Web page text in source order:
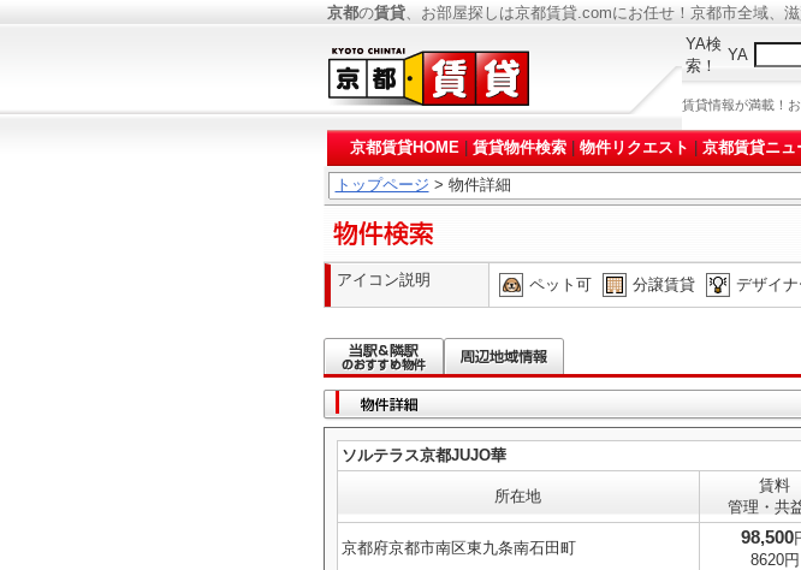
京都の賃貸、お部屋探しは京都賃貸.comにお任せ！京都市全域、
YA検
索！
YA
賃貸情報が満載！
京都賃貸HOME 賃貸物件検索 物件リクエスト 京都賃貸ニュ
トップページ > 物件詳細
アイコン説明 ペット可 分譲賃貸 デザイ
ソルテラス京都JUJO華
所在地
賃料
管理・共
京都府京都市南区東九条南石田町
98,500
8620円